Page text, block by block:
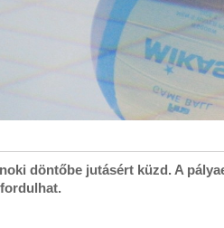
döntőbe jutásért küzd. A